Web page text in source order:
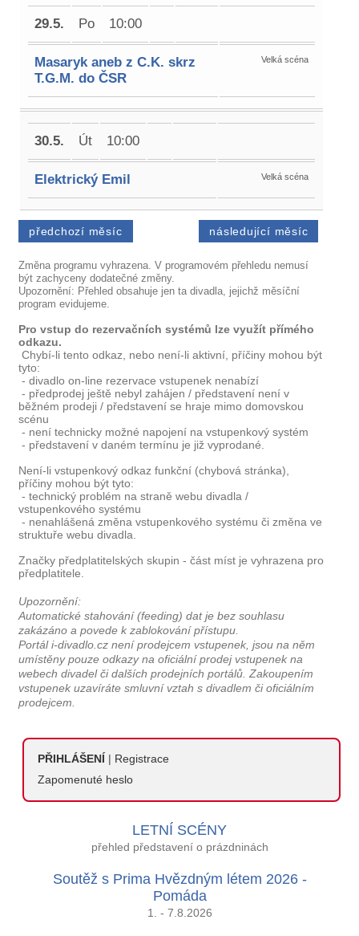
29.5. Po 10:00
Masaryk aneb z C.K. skrz
T.G.M. do ČSR
Velká scéna
30.5. Út 10:00
Elektrický Emil Velká scéna
předchozí měsíc následující měsíc
Změna programu vyhrazena. V programovém přehledu nemusí
být zachyceny dodatečné změny.
Upozornění: Přehled obsahuje jen ta divadla, jejichž měsíční
program evidujeme.
Pro vstup do rezervačních systémů lze využít přímého
odkazu.
Chybí-li tento odkaz, nebo není-li aktivní, příčiny mohou být
tyto:
- divadlo on-line rezervace vstupenek nenabízí
- předprodej ještě nebyl zahájen / představení není v
běžném prodeji / představení se hraje mimo domovskou
scénu
- není technicky možné napojení na vstupenkový systém
- představení v daném termínu je již vyprodané.
Není-li vstupenkový odkaz funkční (chybová stránka),
příčiny mohou být tyto:
- technický problém na straně webu divadla /
vstupenkového systému
- nenahlášená změna vstupenkového systému či změna ve
struktuře webu divadla.
Značky předplatitelských skupin - část míst je vyhrazena pro
předplatitele.
Upozornění:
Automatické stahování (feeding) dat je bez souhlasu
zakázáno a povede k zablokování přístupu.
Portál i-divadlo.cz není prodejcem vstupenek, jsou na něm
umístěny pouze odkazy na oficiální prodej vstupenek na
webech divadel či dalších prodejních portálů. Zakoupením
vstupenek uzavíráte smluvní vztah s divadlem či oficiálním
prodejcem.
PŘIHLÁŠENÍ
Registrace
Zapomenuté heslo
LETNÍ SCÉNY
přehled představení o prázdninách
Soutěž s Prima Hvězdným létem 2026 -
Pomáda
1. - 7.8.2026